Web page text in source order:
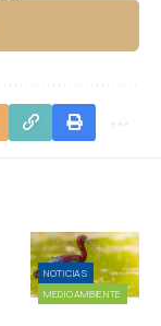
NOTICIAS
MEDIOAMBIENTE